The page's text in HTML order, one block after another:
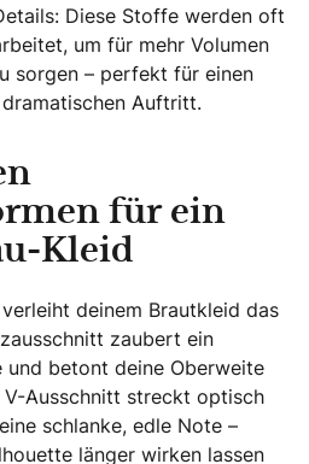
Diese Stoffe werden oft
um für mehr Volumen
sorgen – perfekt für einen
Auftritt.
für ein
Kleid
deinem Brautkleid das
zaubert ein
und betont deine Oberweite
V-Ausschnitt streckt optisch
schlanke, edle Note –
länger wirken lassen